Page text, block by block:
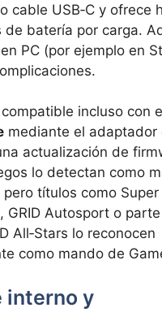
cable USB‑C y ofrece
de batería por carga.
PC (por ejemplo en
incluso con
mediante el adaptador
actualización de
lo detectan como
pero títulos como Super
GRID Autosport o
All‑Stars lo reconocen
como mando de
interno y